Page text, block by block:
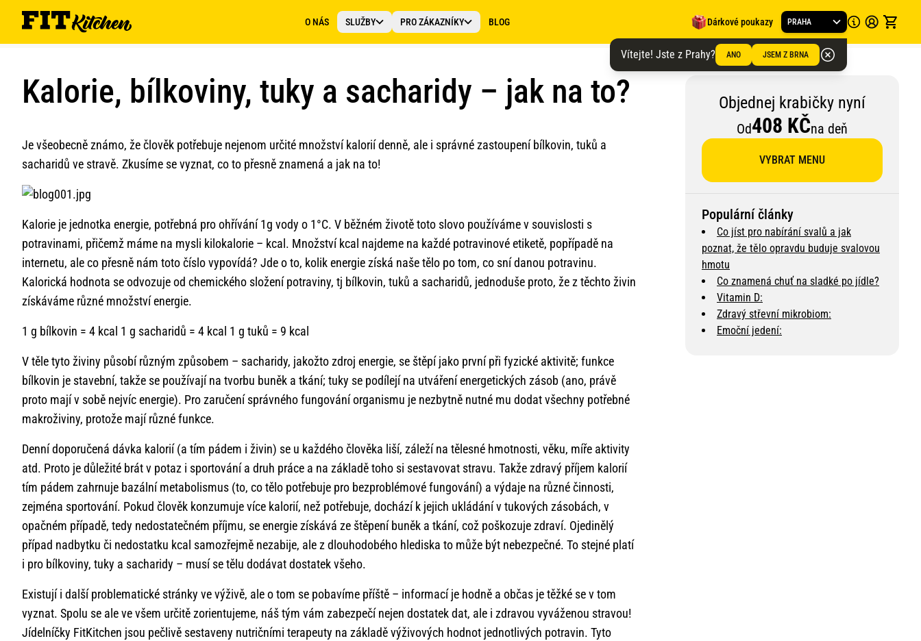
O NÁS SLUŽBY PRO ZÁKAZNÍKY BLOG Dárkové poukazy PRAHA
Vítejte! Jste z Prahy? ANO JSEM Z BRNA
Kalorie, bílkoviny, tuky a sacharidy – jak na to?
Je všeobecně známo, že člověk potřebuje nejenom určité množství kalorií denně, ale i správné zastoupení bílkovin, tuků a
sacharidů ve stravě. Zkusíme se vyznat, co to přesně znamená a jak na to!
Kalorie je jednotka energie, potřebná pro ohřívání 1g vody o 1°C. V běžném životě toto slovo používáme v souvislosti s
potravinami, přičemž máme na mysli kilokalorie – kcal. Množství kcal najdeme na každé potravinové etiketě, popřípadě na
internetu, ale co přesně nám toto číslo vypovídá? Jde o to, kolik energie získá naše tělo po tom, co sní danou potravinu.
Kalorická hodnota se odvozuje od chemického složení potraviny, tj bílkovin, tuků a sacharidů, jednoduše proto, že z těchto živin
získáváme různé množství energie.
1 g bílkovin = 4 kcal 1 g sacharidů = 4 kcal 1 g tuků = 9 kcal
V těle tyto živiny působí různým způsobem – sacharidy, jakožto zdroj energie, se štěpí jako první při fyzické aktivitě; funkce
bílkovin je stavební, takže se používají na tvorbu buněk a tkání; tuky se podílejí na utváření energetických zásob (ano, právě
proto mají v sobě nejvíc energie). Pro zaručení správného fungování organismu je nezbytně nutné mu dodat všechny potřebné
makroživiny, protože mají různé funkce.
Denní doporučená dávka kalorií (a tím pádem i živin) se u každého člověka liší, záleží na tělesné hmotnosti, věku, míře aktivity
atd. Proto je důležité brát v potaz i sportování a druh práce a na základě toho si sestavovat stravu. Takže zdravý příjem kalorií
tím pádem zahrnuje bazální metabolismus (to, co tělo potřebuje pro bezproblémové fungování) a výdaje na různé činnosti,
zejména sportování. Pokud člověk konzumuje více kalorií, než potřebuje, dochází k jejich ukládání v tukových zásobách, v
opačném případě, tedy nedostatečném příjmu, se energie získává ze štěpení buněk a tkání, což poškozuje zdraví. Ojedinělý
případ nadbytku či nedostatku kcal samozřejmě nezabije, ale z dlouhodobého hlediska to může být nebezpečné. To stejné platí
i pro bílkoviny, tuky a sacharidy – musí se tělu dodávat dostatek všeho.
Existují i další problematické stránky ve výživě, ale o tom se pobavíme příště – informací je hodně a občas je těžké se v tom
vyznat. Spolu se ale ve všem určitě zorientujeme, náš tým vám zabezpečí nejen dostatek dat, ale i zdravou vyváženou stravou!
Jídelníčky FitKitchen jsou pečlivě sestaveny nutričními terapeuty na základě výživových hodnot jednotlivých potravin. Tyto
Objednej krabičky nyní
Od408 KČna deň
VYBRAT MENU
Populární články
Co jíst pro nabírání svalů a jak
poznat, že tělo opravdu buduje svalovou
hmotu
Co znamená chuť na sladké po jídle?
Vitamin D:
Zdravý střevní mikrobiom:
Emoční jedení: